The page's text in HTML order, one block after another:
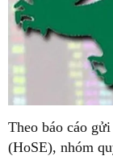
Theo báo cáo
(HoSE), nhóm